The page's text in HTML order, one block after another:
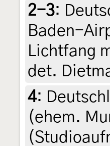
2-3:
Baden-
Lichtfang
det.
4:
(ehem.